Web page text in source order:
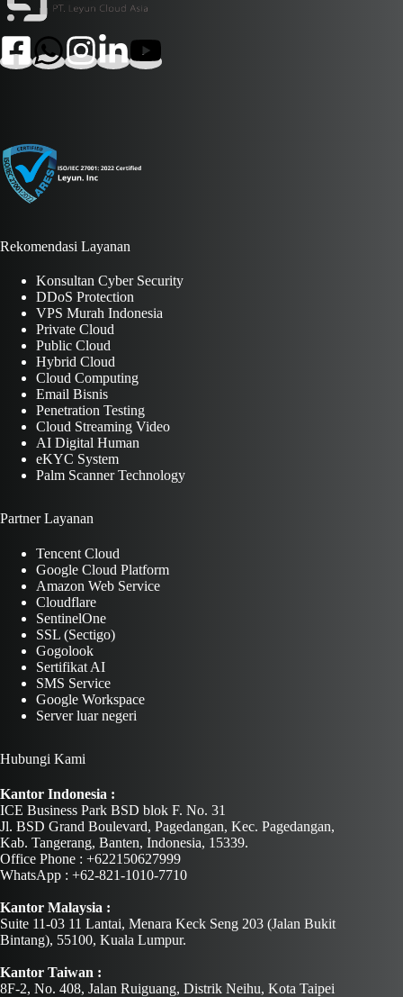
Rekomendasi Layanan
Konsultan Cyber Security
DDoS Protection
VPS Murah Indonesia
Private Cloud
Public Cloud
Hybrid Cloud
Cloud Computing
Email Bisnis
Penetration Testing
Cloud Streaming Video
AI Digital Human
eKYC System
Palm Scanner Technology
Partner Layanan
Tencent Cloud
Google Cloud Platform
Amazon Web Service
Cloudflare
SentinelOne
SSL (Sectigo)
Gogolook
Sertifikat AI
SMS Service
Google Workspace
Server luar negeri
Hubungi Kami
Kantor Indonesia :
ICE Business Park BSD blok F. No. 31
Jl. BSD Grand Boulevard, Pagedangan, Kec. Pagedangan,
Kab. Tangerang, Banten, Indonesia, 15339.
Office Phone : +622150627999
WhatsApp : +62-821-1010-7710
Kantor Malaysia :
Suite 11-03 11 Lantai, Menara Keck Seng 203 (Jalan Bukit
Bintang), 55100, Kuala Lumpur.
Kantor Taiwan :
8F-2, No. 408, Jalan Ruiguang, Distrik Neihu, Kota Taipei